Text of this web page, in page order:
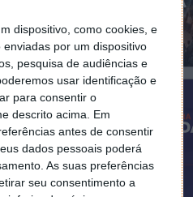
dispositivo, como cookies, e
por um dispositivo
pesquisa de audiências e
usar identificação e
para consentir o
descrito acima. Em
antes de consentir
dados pessoais poderá
As suas preferências
seu consentimento a